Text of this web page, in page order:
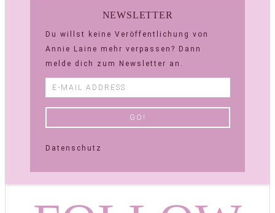
NEWSLETTER
Du willst keine Veröffentlichung von
Annie Laine mehr verpassen? Dann
melde dich zum Newsletter an.
Datenschutz